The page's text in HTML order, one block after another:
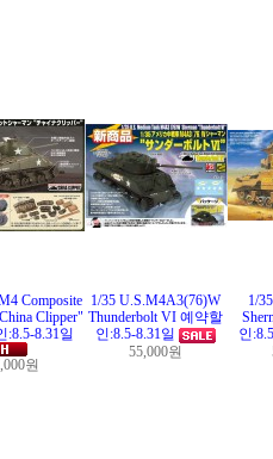
Composite
Clipper"
:8.5-8.31일
원
1/35 U.S.M4A3(76)W
Thunderbolt VI 예약할
인:8.5-8.31일
55,000원
1/
인